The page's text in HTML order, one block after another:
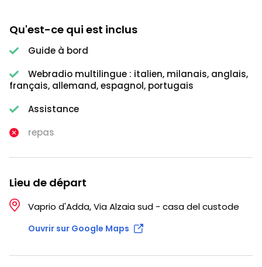
Qu'est-ce qui est inclus
Guide à bord
Webradio multilingue : italien, milanais, anglais,
français, allemand, espagnol, portugais
Assistance
repas
Lieu de départ
Vaprio d'Adda, Via Alzaia sud - casa del custode
Ouvrir sur Google Maps